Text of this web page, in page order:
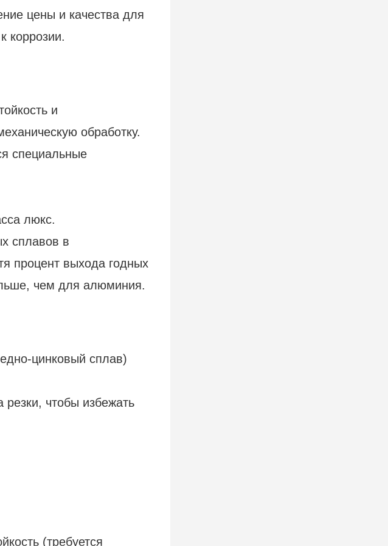
цены и качества для
коррозии.
и
обработку.
специальные
люкс.
сплавов в
процент выхода годных
чем для алюминия.
цинковый сплав)
резки, чтобы избежать
(требуется